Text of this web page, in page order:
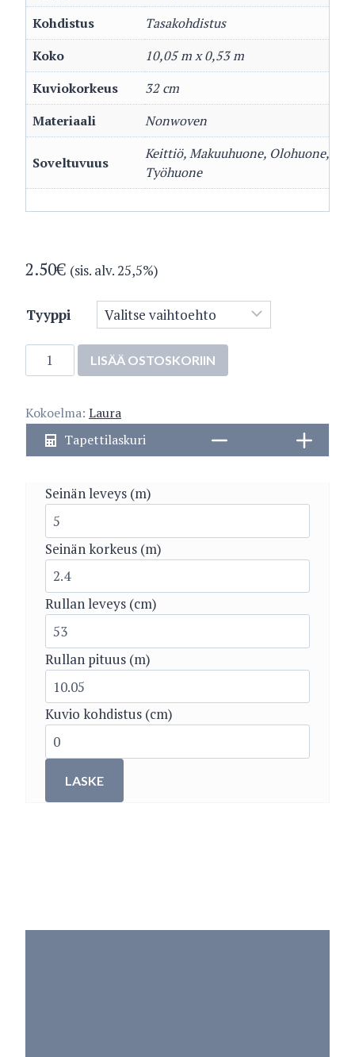
Kohdistus
Tasakohdistus
Koko
10,05 m x 0,53 m
Kuviokorkeus
32 cm
Materiaali
Nonwoven
Soveltuvuus
Keittiö, Makuuhuone, Olohuone,
Työhuone
2.50€ (sis. alv. 25,5%)
Tyyppi
2979-
2
LISÄÄ OSTOSKORIIN
Kokoelma: Laura
Tapettilaskuri
Seinän leveys (m)
Seinän korkeus (m)
Rullan leveys (cm)
Rullan pituus (m)
Kuvio kohdistus (cm)
LASKE